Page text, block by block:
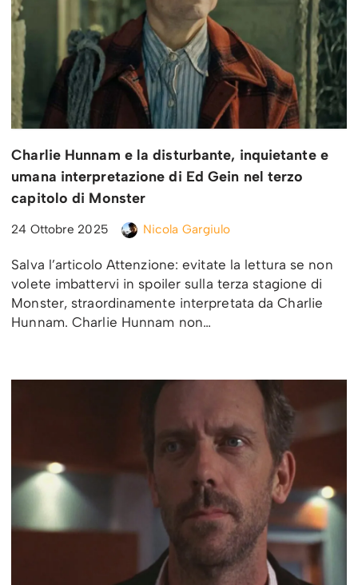
Charlie Hunnam e la disturbante, inquietante e
umana interpretazione di Ed Gein nel terzo
capitolo di Monster
24 Ottobre 2025 Nicola Gargiulo
Salva l’articolo Attenzione: evitate la lettura se non
volete imbattervi in spoiler sulla terza stagione di
Monster, straordinamente interpretata da Charlie
Hunnam. Charlie Hunnam non…